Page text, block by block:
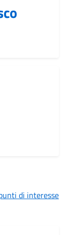
di interesse